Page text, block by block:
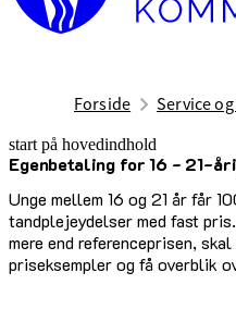
Forside Service
start på hovedindhold
Egenbetaling for 16 - 21-
Unge mellem 16 og 21 år får
tandplejeydelser med fast
mere end referenceprisen,
priseksempler og få overblik
senest opdateret 21. april 2026